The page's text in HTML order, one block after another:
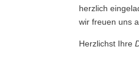
herzlich
wir freuen uns
Herzlichst Ihre